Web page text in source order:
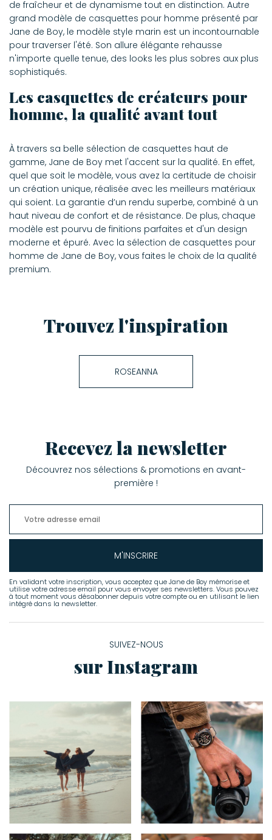
de fraîcheur et de dynamisme tout en distinction. Autre
grand modèle de casquettes pour homme présenté par
Jane de Boy, le modèle style marin est un incontournable
pour traverser l'été. Son allure élégante rehausse
n'importe quelle tenue, des looks les plus sobres aux plus
sophistiqués.
Les casquettes de créateurs pour
homme, la qualité avant tout
À travers sa belle sélection de casquettes haut de
gamme, Jane de Boy met l'accent sur la qualité. En effet,
quel que soit le modèle, vous avez la certitude de choisir
un création unique, réalisée avec les meilleurs matériaux
qui soient. La garantie d’un rendu superbe, combiné à un
haut niveau de confort et de résistance. De plus, chaque
modèle est pourvu de finitions parfaites et d'un design
moderne et épuré. Avec la sélection de casquettes pour
homme de Jane de Boy, vous faites le choix de la qualité
premium.
Trouvez l'inspiration
ROSEANNA
Recevez la newsletter
Découvrez nos sélections & promotions en avant-
première !
M'INSCRIRE
En validant votre inscription, vous acceptez que Jane de Boy mémorise et
utilise votre adresse email pour vous envoyer ses newsletters. Vous pouvez
à tout moment vous désabonner depuis votre compte ou en utilisant le lien
intégré dans la newsletter.
SUIVEZ-NOUS
sur Instagram